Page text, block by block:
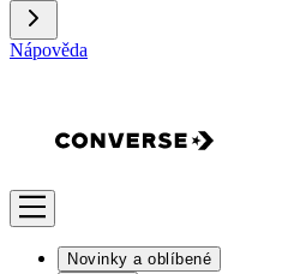
Nápověda
Novinky a oblíbené